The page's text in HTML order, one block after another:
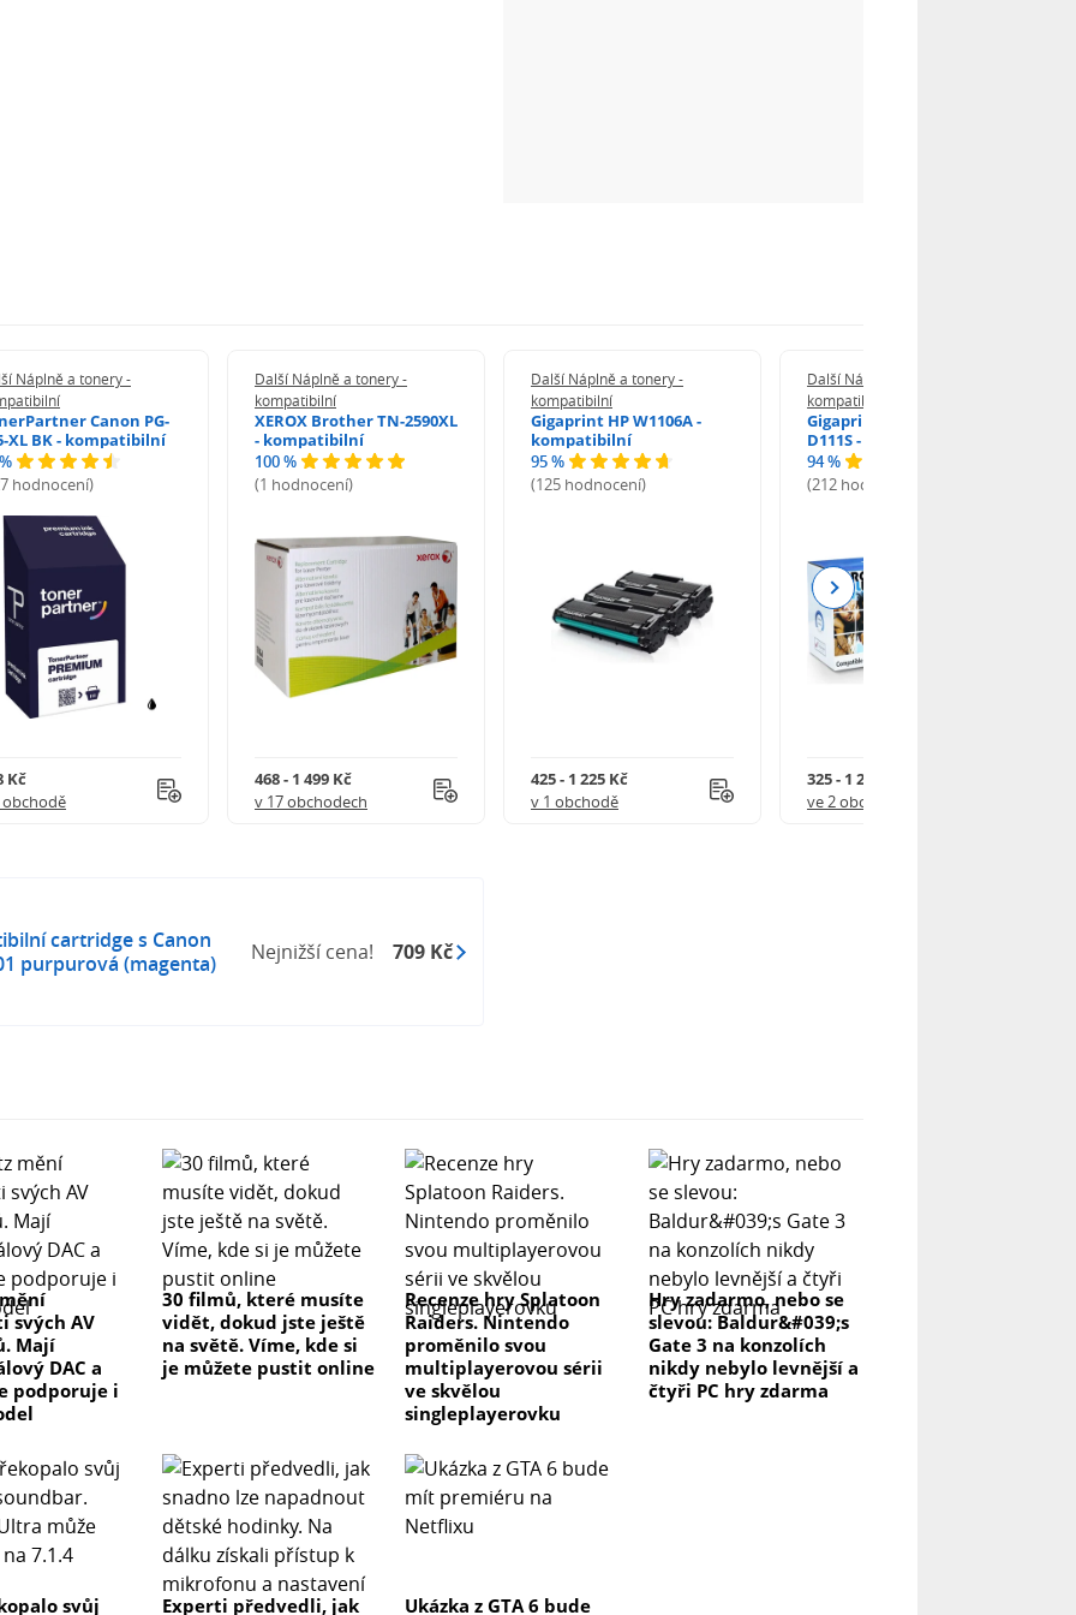
Náplně a tonery -
Canon PG-
XL BK - kompatibilní
hodnocení)
Kč
obchodě
Další Náplně a tonery -
kompatibilní
XEROX Brother TN-2590XL
- kompatibilní
100 %
(1 hodnocení)
468 - 1 499 Kč
v 17 obchodech
Další Náplně a tonery -
kompatibilní
Gigaprint HP W1106A -
kompatibilní
95 %
(125 hodnocení)
425 - 1 225 Kč
v 1 obchodě
Další Náplně a tonery -
kompatibilní
Gigaprint Samsung MLT-
D111S - kompatibilní
94 %
(212 hodnocení)
325 - 1 245 Kč
ve 2 obchodech
Next
cartridge s Canon
purpurová (magenta)
Nejnižší cena! 709 Kč
svých AV
Mají
DAC a
podporuje i
30 filmů, které musíte
vidět, dokud jste ještě
na světě. Víme, kde si
je můžete pustit online
Recenze hry Splatoon
Raiders. Nintendo
proměnilo svou
multiplayerovou sérii
ve skvělou
singleplayerovku
Hry zadarmo, nebo se
slevou: Baldur&#039;s
Gate 3 na konzolích
nikdy nebylo levnější a
čtyři PC hry zdarma
svůj Experti předvedli, jak Ukázka z GTA 6 bude